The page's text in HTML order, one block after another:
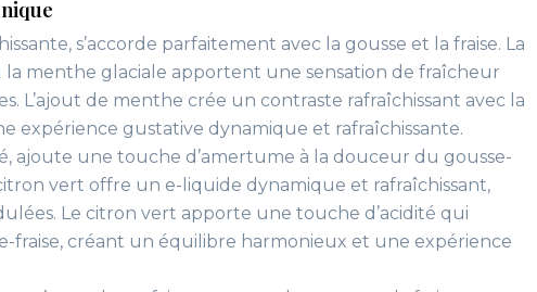
s’accorde parfaitement avec la gousse et la fraise. La
menthe glaciale apportent une sensation de fraîcheur
L’ajout de menthe crée un contraste rafraîchissant avec la
expérience gustative dynamique et rafraîchissante.
ajoute une touche d’amertume à la douceur du gousse-
vert offre un e-liquide dynamique et rafraîchissant,
Le citron vert apporte une touche d’acidité qui
fraise, créant un équilibre harmonieux et une expérience